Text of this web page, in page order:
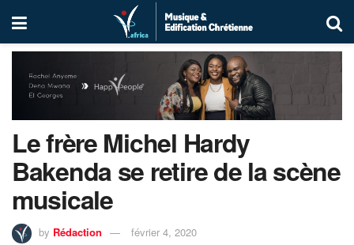
Le frère Michel Hardy
Bakenda se retire de la scène
musicale
by Rédaction février 4, 2020